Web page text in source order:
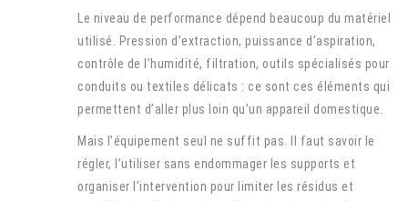
Le niveau de performance dépend beaucoup du matériel
utilisé. Pression d’extraction, puissance d’aspiration,
contrôle de l’humidité, filtration, outils spécialisés pour
conduits ou textiles délicats : ce sont ces éléments qui
permettent d’aller plus loin qu’un appareil domestique.
Mais l’équipement seul ne suffit pas. Il faut savoir le
régler, l’utiliser sans endommager les supports et
organiser l’intervention pour limiter les résidus et